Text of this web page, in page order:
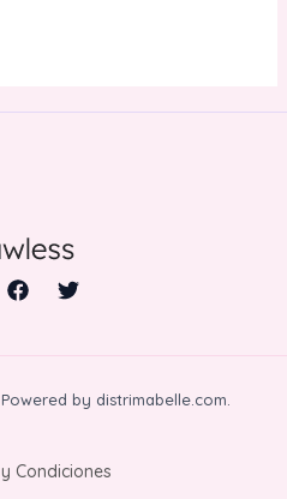
by distrimabelle.com.
Condiciones